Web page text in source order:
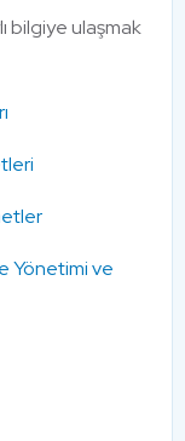
bilgiye ulaşmak
Yönetimi ve